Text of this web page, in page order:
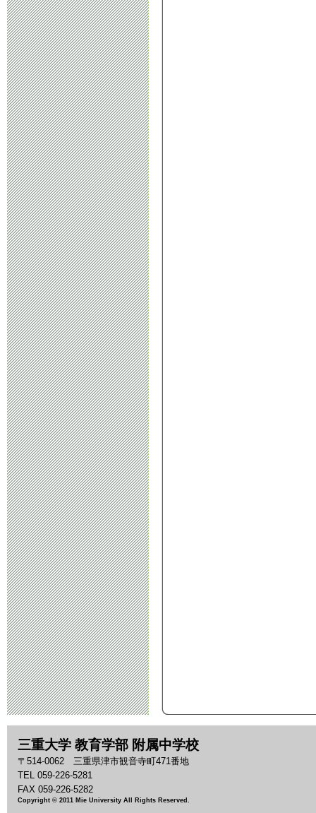
三重大学 教育学部 附属中学校
〒514-0062 三重県津市観音寺町471番地
TEL 059-226-5281
FAX 059-226-5282
Copyright © 2011 Mie University All Rights Reserved.